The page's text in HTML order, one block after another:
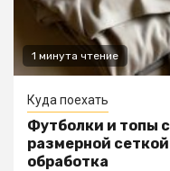
1 минута чтение
Куда поехать
Футболки и топы
размерной
обработка